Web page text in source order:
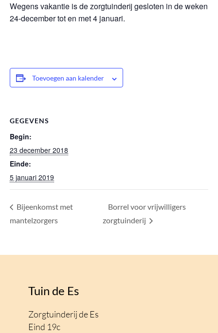
Wegens vakantie is de zorgtuinderij gesloten in de weken
24-december tot en met 4 januari.
Toevoegen aan kalender
GEGEVENS
Begin:
23 december 2018
Einde:
5 januari 2019
Bijeenkomst met
mantelzorgers
Borrel voor vrijwilligers
zorgtuinderij
Tuin de Es
Zorgtuinderij de Es
Eind 19c